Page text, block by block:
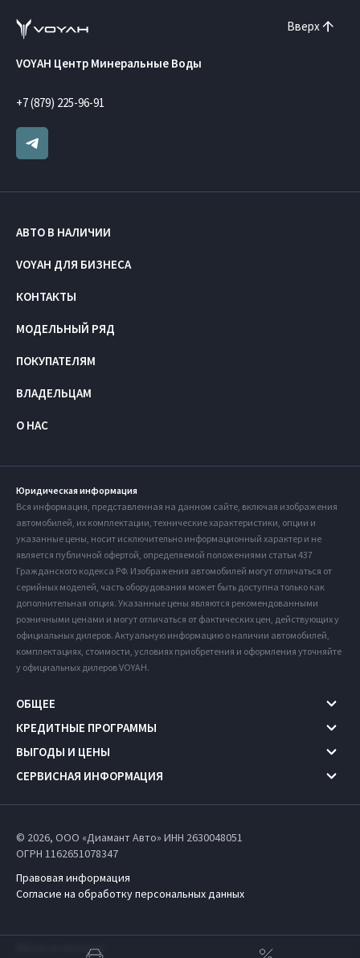
Вверх
VOYAH Центр Минеральные Воды
+7 (879) 225-96-91
АВТО В НАЛИЧИИ
VOYAH ДЛЯ БИЗНЕСА
КОНТАКТЫ
МОДЕЛЬНЫЙ РЯД
ПОКУПАТЕЛЯМ
ВЛАДЕЛЬЦАМ
О НАС
Юридическая информация
Вся информация, представленная на данном сайте, включая изображения
автомобилей, их комплектации, технические характеристики, опции и
указанные цены, носит исключительно информационный характер и не
является публичной офертой, определяемой положениями статьи 437
Гражданского кодекса РФ. Изображения автомобилей могут отличаться от
серийных моделей, часть оборудования может быть доступна только как
дополнительная опция. Указанные цены являются рекомендованными
розничными ценами и могут отличаться от фактических цен, действующих у
официальных дилеров. Актуальную информацию о наличии автомобилей,
комплектациях, стоимости, условиях приобретения и оформления уточняйте
у официальных дилеров VOYAH.
ОБЩЕЕ
КРЕДИТНЫЕ ПРОГРАММЫ
ВЫГОДЫ И ЦЕНЫ
СЕРВИСНАЯ ИНФОРМАЦИЯ
© 2026, ООО «Диамант Авто» ИНН 2630048051
ОГРН 1162651078347
Правовая информация
Согласие на обработку персональных данных
Работает на технологиях